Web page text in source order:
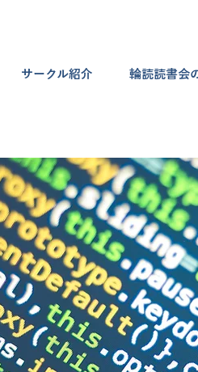
サークル紹介 輪読読書会